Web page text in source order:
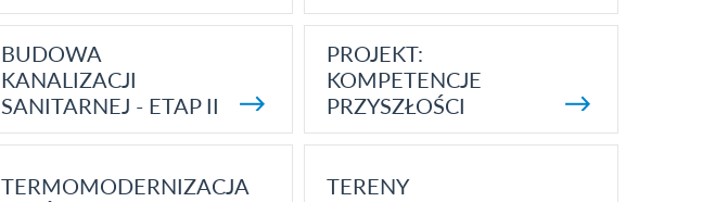
BUDOWA
KANALIZACJI
SANITARNEJ - ETAP II
PROJEKT:
KOMPETENCJE
PRZYSZŁOŚCI
TERMOMODERNIZACJA
TERENY